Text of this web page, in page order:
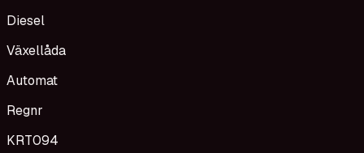
Diesel
Växellåda
Automat
Regnr
KRT094